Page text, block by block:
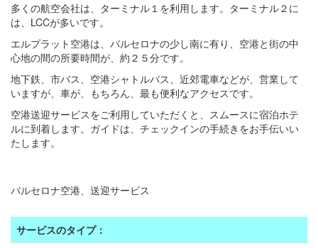
多くの航空会社は、ターミナル１を利用します。ターミナル２に
は、LCCが多いです。
エルプラット空港は、バルセロナの少し南に有り、空港と街の中
心地の間の所要時間が、約２５分です。
地下鉄、市バス、空港シャトルバス、近郊電車などが、営業して
いますが、車が、もちろん、最も便利なアクセスです。
空港送迎サービスをご利用していただくと、スムースに宿泊ホテ
ルに到着します。ガイドは、チェックインの手続きをお手伝いい
たします。
バルセロナ空港、送迎サービス
サービスのタイプ：